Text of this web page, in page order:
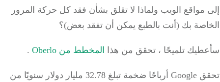
مواقع الويب ولماذا لا تقلق بشأن فقد كل حركة المرور
بك (أنت بالطبع يمكن أن تفقد بعض)؟
تلميحًا ، تحقق من هذاالمخطط من Oberlo .
تحقق Google أرباحًا ضخمة تبلغ 32.78 مليار دولار سنويًا من